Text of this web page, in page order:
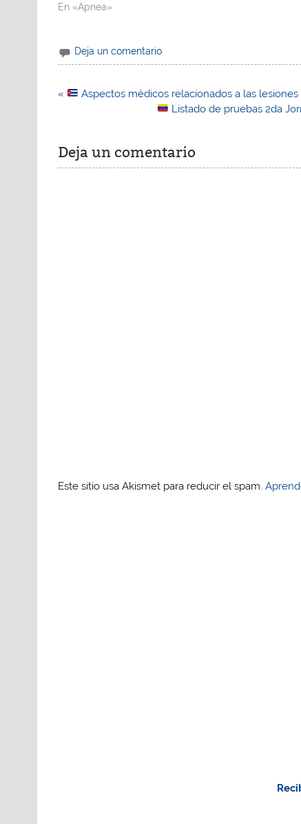
En «Apnea»
Deja un comentario
Navegación
«
Aspectos médicos relacionados a las
Listado de pruebas 2da
Deja un comentario
Este sitio usa Akismet para reducir el spam.